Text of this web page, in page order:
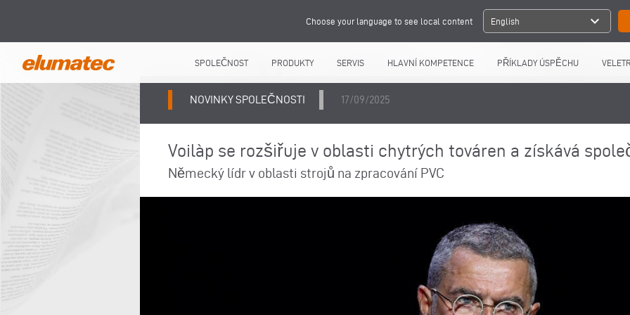
Choose your language to see local content English expand_more
SPOLEČNOST PRODUKTY SERVIS HLAVNÍ KOMPETENCE PŘÍKLADY ÚSPĚCHU
NOVINKY SPOLEČNOSTI 17/09/2025
Voilàp se rozšiřuje v oblasti chytrých továren a získává
Německý lídr v oblasti strojů na zpracování PVC